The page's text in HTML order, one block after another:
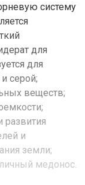
систему
для
для
серой;
веществ;
развития
и
земли;
медонос.
на